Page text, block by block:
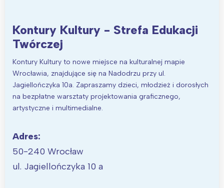
Kontury Kultury - Strefa Edukacji
Twórczej
Kontury Kultury to nowe miejsce na kulturalnej mapie
Wrocławia, znajdujące się na Nadodrzu przy ul.
Jagiellończyka 10a. Zapraszamy dzieci, młodzież i dorosłych
na bezpłatne warsztaty projektowania graficznego,
artystyczne i multimedialne.
Adres:
50-240 Wrocław
ul. Jagiellończyka 10 a